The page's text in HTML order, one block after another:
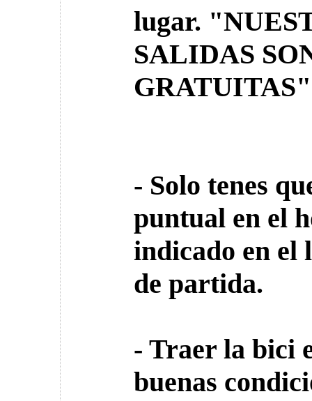
lugar.
SALIDAS
GRATUITAS"
- Solo tenes
puntual en el
indicado en el
de partida.
- Traer la bici
buenas